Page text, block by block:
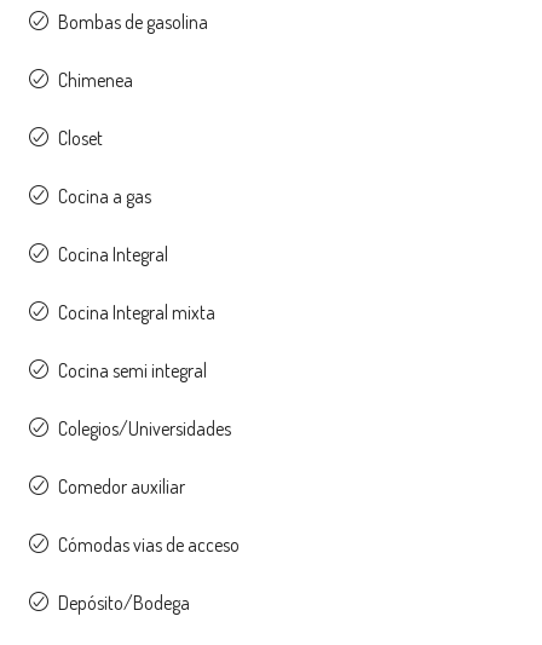
Bombas de gasolina
Chimenea
Closet
Cocina a gas
Cocina Integral
Cocina Integral mixta
Cocina semi integral
Colegios/Universidades
Comedor auxiliar
Cómodas vias de acceso
Depósito/Bodega